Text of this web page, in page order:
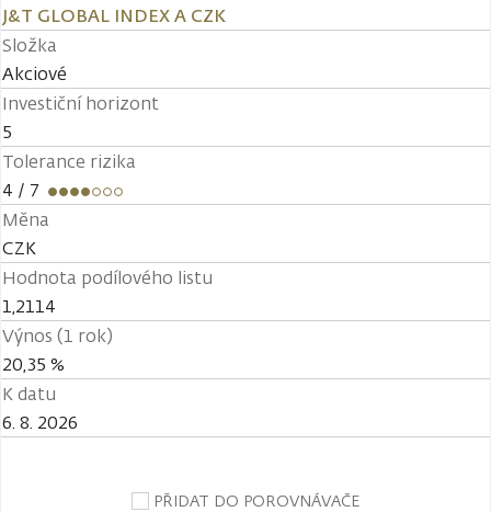
J&T GLOBAL INDEX A CZK
Složka
Akciové
Investiční horizont
5
Tolerance rizika
4 / 7
Měna
CZK
Hodnota podílového listu
1,2114
Výnos (1 rok)
20,35 %
K datu
6. 8. 2026
PŘIDAT DO POROVNÁVAČE